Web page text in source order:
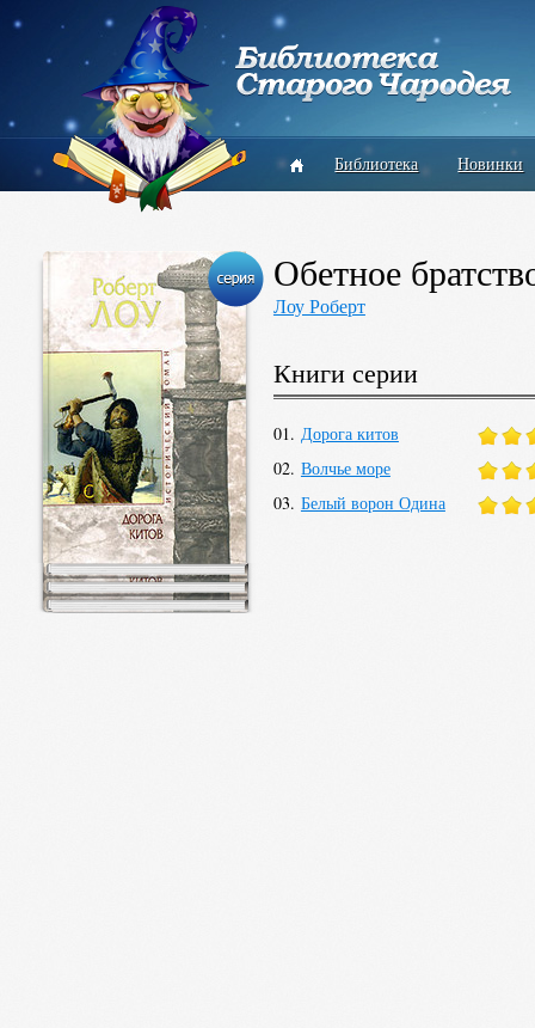
Библиотека Новинки
Обетное
Лоу Роберт
Книги серии
01. Дорога китов
02. Волчье море
03. Белый ворон Одина